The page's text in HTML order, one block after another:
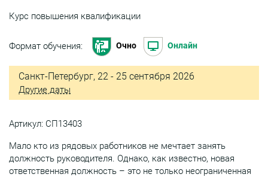
Курс повышения квалификации
Формат обучения: Очно Онлайн
Санкт-Петербург, 22 - 25 сентября 2026
Другие даты
Артикул: СП13403
Мало кто из рядовых работников не мечтает занять
должность руководителя. Однако, как известно, новая
ответственная должность – это не только неограниченная